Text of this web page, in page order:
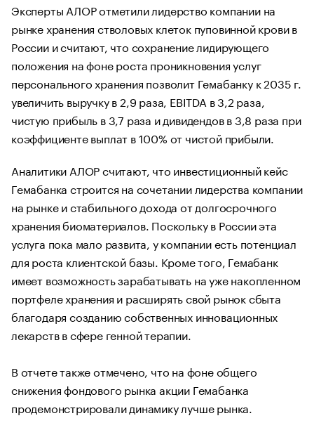
Эксперты АЛОР отметили лидерство компании на
рынке хранения стволовых клеток пуповинной крови в
России и считают, что сохранение лидирующего
положения на фоне роста проникновения услуг
персонального хранения позволит Гемабанку к 2035 г.
увеличить выручку в 2,9 раза, EBITDA в 3,2 раза,
чистую прибыль в 3,7 раза и дивидендов в 3,8 раза при
коэффициенте выплат в 100% от чистой прибыли.
Аналитики АЛОР считают, что инвестиционный кейс
Гемабанка строится на сочетании лидерства компании
на рынке и стабильного дохода от долгосрочного
хранения биоматериалов. Поскольку в России эта
услуга пока мало развита, у компании есть потенциал
для роста клиентской базы. Кроме того, Гемабанк
имеет возможность зарабатывать на уже накопленном
портфеле хранения и расширять свой рынок сбыта
благодаря созданию собственных инновационных
лекарств в сфере генной терапии.
В отчете также отмечено, что на фоне общего
снижения фондового рынка акции Гемабанка
продемонстрировали динамику лучше рынка.